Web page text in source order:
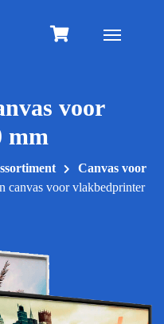
Toggle
voor
mm
Canvas voor
canvas voor vlakbedprinter